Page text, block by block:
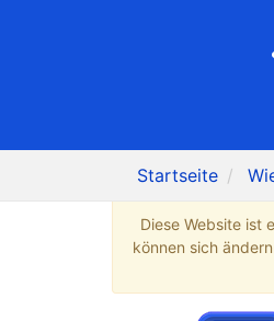
Startseite
Diese Website ist
können sich